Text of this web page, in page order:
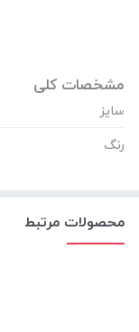
مشخصات کلی
سایز
رنگ
محصولات مرتبط